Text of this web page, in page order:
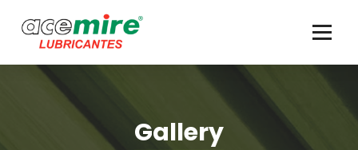
contenido
Gallery